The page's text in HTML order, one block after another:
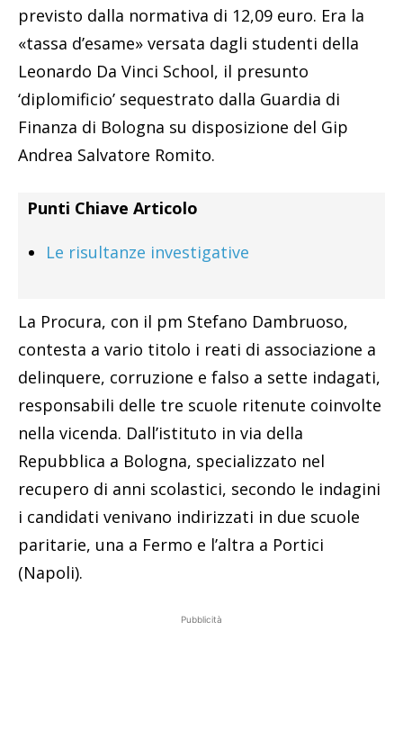
previsto dalla normativa di 12,09 euro. Era la
«tassa d’esame» versata dagli studenti della
Leonardo Da Vinci School, il presunto
‘diplomificio’ sequestrato dalla Guardia di
Finanza di Bologna su disposizione del Gip
Andrea Salvatore Romito.
Punti Chiave Articolo
Le risultanze investigative
La Procura, con il pm Stefano Dambruoso,
contesta a vario titolo i reati di associazione a
delinquere, corruzione e falso a sette indagati,
responsabili delle tre scuole ritenute coinvolte
nella vicenda. Dall’istituto in via della
Repubblica a Bologna, specializzato nel
recupero di anni scolastici, secondo le indagini
i candidati venivano indirizzati in due scuole
paritarie, una a Fermo e l’altra a Portici
(Napoli).
Pubblicità